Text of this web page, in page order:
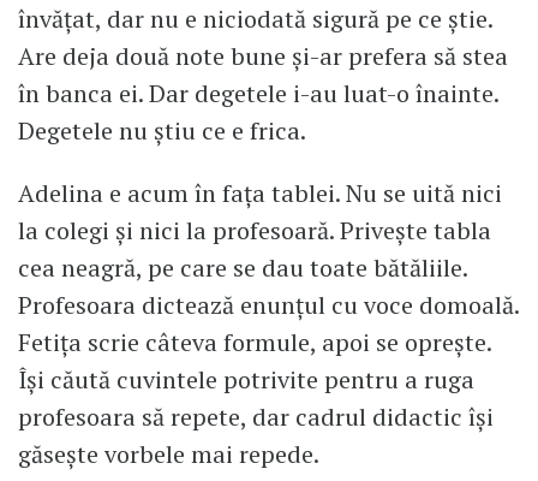
învățat, dar nu e niciodată sigură pe ce știe.
Are deja două note bune și-ar prefera să stea
în banca ei. Dar degetele i-au luat-o înainte.
Degetele nu știu ce e frica.
Adelina e acum în fața tablei. Nu se uită nici
la colegi și nici la profesoară. Privește tabla
cea neagră, pe care se dau toate bătăliile.
Profesoara dictează enunțul cu voce domoală.
Fetița scrie câteva formule, apoi se oprește.
Își căută cuvintele potrivite pentru a ruga
profesoara să repete, dar cadrul didactic își
găsește vorbele mai repede.